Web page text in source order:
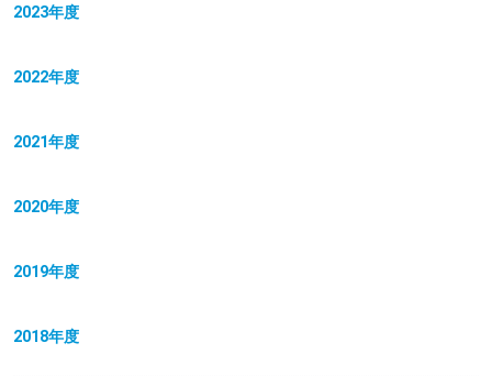
2023年度
2022年度
2021年度
2020年度
2019年度
2018年度